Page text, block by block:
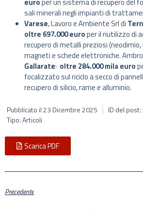
sali minerali negli impianti di
Varese, Lavoro e Ambiente Srl di
oltre 697.000 europer il riutilizzo di
recupero di metalli preziosi (neodimio,
magneti e schede elettroniche.
Gallarate: oltre 284.000 mila euro
focalizzato sul riciclo a secco di
recupero di silicio, rame e alluminio.
Pubblicato il23 Dicembre 2025
ID del
Tipo: Articoli
Scarica PDF
Precedente